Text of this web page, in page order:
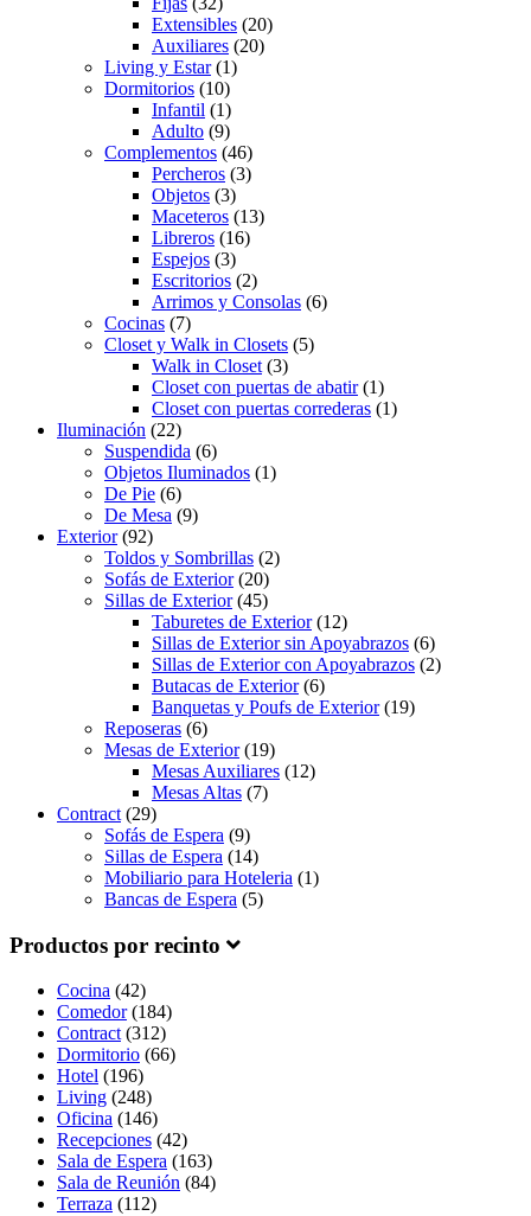
Extensibles (20)
Auxiliares (20)
Living y Estar(1)
Dormitorios (10)
Infantil (1)
Adulto (9)
Complementos (46)
Percheros (3)
Objetos (3)
Maceteros (13)
Libreros (16)
Espejos (3)
Escritorios (2)
Arrimos y Consolas (6)
Cocinas (7)
Closet y Walk in Closets (5)
Walk in Closet (3)
Closet con puertas de abatir(1)
Closet con puertas correderas (1)
Iluminación (22)
Suspendida (6)
Objetos Iluminados (1)
De Pie (6)
De Mesa (9)
Exterior(92)
Toldos y Sombrillas (2)
Sofás de Exterior(20)
Sillas de Exterior(45)
Taburetes de Exterior(12)
Sillas de Exterior sin Apoyabrazos (6)
Sillas de Exterior con Apoyabrazos (2)
Butacas de Exterior(6)
Banquetas y Poufs de Exterior(19)
Reposeras (6)
Mesas de Exterior(19)
Mesas Auxiliares (12)
Mesas Altas (7)
Contract (29)
Sofás de Espera (9)
Sillas de Espera (14)
Mobiliario para Hoteleria (1)
Bancas de Espera (5)
Productos por recinto
Cocina (42)
Comedor(184)
Contract (312)
Dormitorio (66)
Hotel (196)
Living (248)
Oficina (146)
Recepciones (42)
Sala de Espera (163)
Sala de Reunión (84)
Terraza (112)